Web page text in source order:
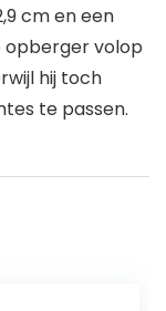
cm en een
opberger volop
hij toch
te passen.